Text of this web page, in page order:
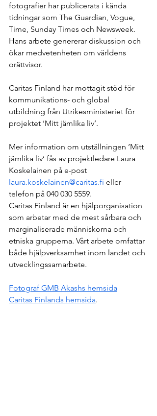
fotografier har publicerats i kända
tidningar som The Guardian, Vogue,
Time, Sunday Times och Newsweek.
Hans arbete genererar diskussion och
ökar medvetenheten om världens
orättvisor.
Caritas Finland har mottagit stöd för
kommunikations- och global
utbildning från Utrikesministeriet för
projektet ’Mitt jämlika liv’.
Mer information om utställningen ’Mitt
jämlika liv’ fås av projektledare Laura
Koskelainen på e-post
laura.koskelainen@caritas.fi eller
telefon på 040 030 5559.
Caritas Finland är en hjälporganisation
som arbetar med de mest sårbara och
marginaliserade människorna och
etniska grupperna. Vårt arbete omfattar
både hjälpverksamhet inom landet och
utvecklingssamarbete.
Fotograf GMB Akashs hemsida
Caritas Finlands hemsida.